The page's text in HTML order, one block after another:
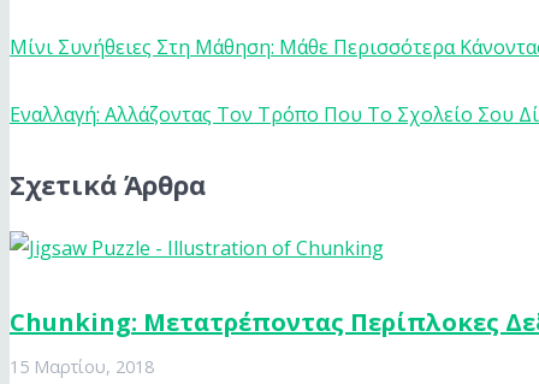
Μίνι Συνήθειες Στη Μάθηση: Μάθε Περισσότερα
Εναλλαγή: Αλλάζοντας Τον Τρόπο Που Το Σχολείο Σου
Σχετικά Άρθρα
Chunking: Μετατρέποντας Περίπλοκες
15 Μαρτίου, 2018